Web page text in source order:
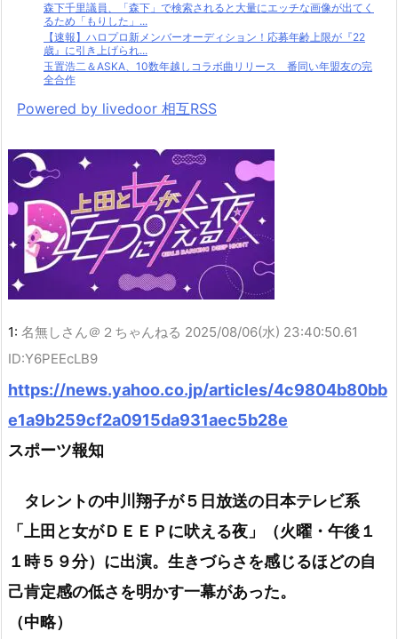
森下千里議員、「森下」で検索されると大量にエッチな画像が出てく
るため「もりした」...
【速報】ハロプロ新メンバーオーディション！応募年齢上限が『22
歳』に引き上げられ...
玉置浩二＆ASKA、10数年越しコラボ曲リリース 番同い年盟友の完
全合作
Powered by livedoor 相互RSS
1: 名無しさん＠２ちゃんねる 2025/08/06(水) 23:40:50.61
ID:Y6PEEcLB9
https://news.yahoo.co.jp/articles/4c9804b80bb
e1a9b259cf2a0915da931aec5b28e
スポーツ報知
タレントの中川翔子が５日放送の日本テレビ系
「上田と女がＤＥＥＰに吠える夜」（火曜・午後１
１時５９分）に出演。生きづらさを感じるほどの自
己肯定感の低さを明かす一幕があった。
（中略）